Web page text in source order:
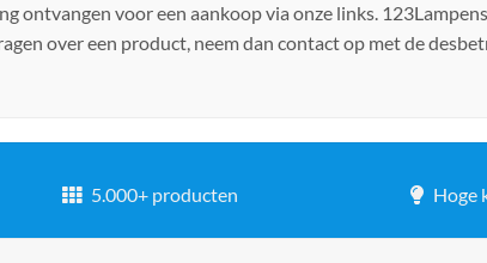
ontvangen voor een aankoop via onze links.
over een product, neem dan contact op met de
5.000+ producten Hoge